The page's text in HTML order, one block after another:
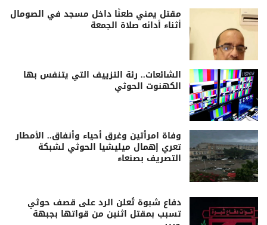
مقتل يمني طعنًا داخل مسجد في الصومال
أثناء أدائه صلاة الجمعة
الشائعات.. رئة التزييف التي يتنفس بها
الكهنوت الحوثي
وفاة امرأتين وغرق أحياء وأنفاق.. الأمطار
تعري إهمال ميليشيا الحوثي لشبكة
التصريف بصنعاء
دفاع شبوة تُعلن الرد على قصف حوثي
تسبب بمقتل اثنين من قواتها بجبهة